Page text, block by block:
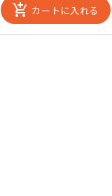
add_shopping_cart カートに入れる